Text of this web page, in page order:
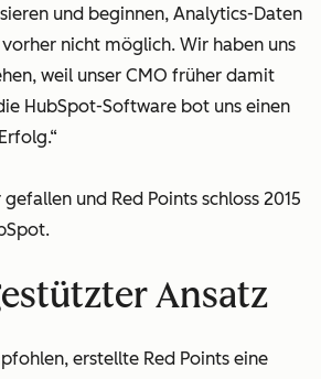
und beginnen, Analytics-Daten
nicht möglich. Wir haben uns
weil unser CMO früher damit
HubSpot-Software bot uns einen
und Red Points schloss 2015
Ansatz
erstellte Red Points eine